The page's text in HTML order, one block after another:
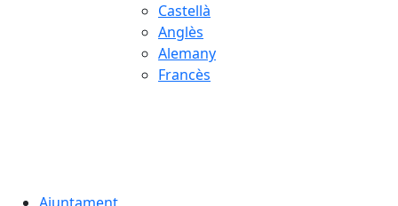
Castellà
Anglès
Alemany
Francès